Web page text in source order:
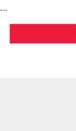
...